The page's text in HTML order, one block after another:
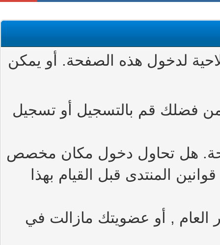
لدخول هذه الصفحة. أو يمكن
فضلك قم بالتسجيل أو تسجيل
هل تحاول دخول مكان مخصص
المنتدى قبل القيام بهذا
, أو عضويتك مازالت في